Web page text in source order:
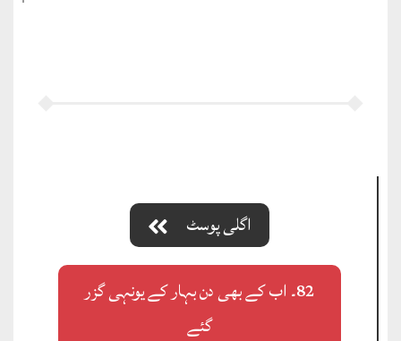
اگلی پوسٹ
82۔ اب کے بھی دن بہار کے یونہی گزر
گئے